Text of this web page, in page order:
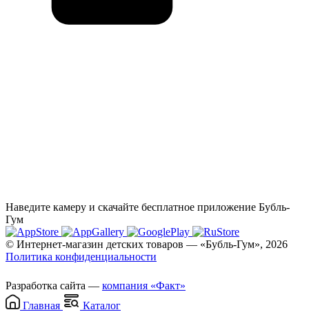
Наведите камеру и скачайте бесплатное приложение Бубль-
Гум
© Интернет-магазин детских товаров — «Бубль-Гум», 2026
Политика конфиденциальности
Разработка сайта — компания «Факт»
Главная
Каталог